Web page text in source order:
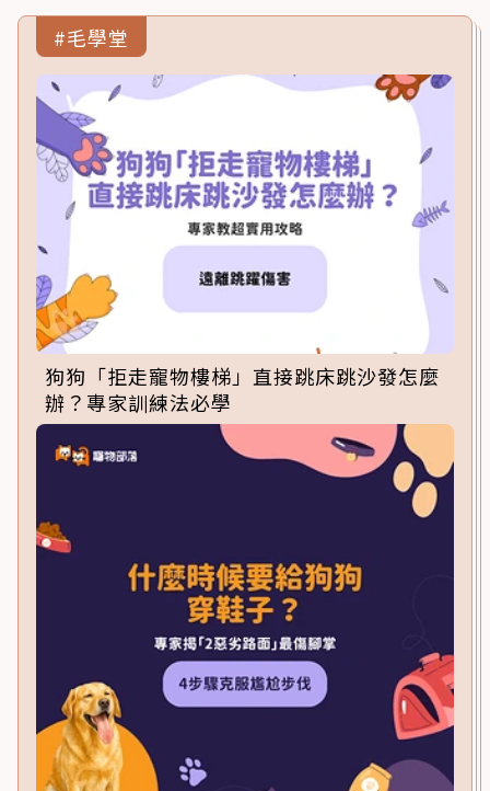
#毛學堂
狗狗「拒走寵物樓梯」直接跳床跳沙發怎麼
辦？專家訓練法必學